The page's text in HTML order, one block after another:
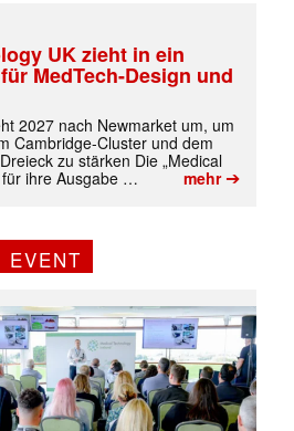
UK zieht in ein
MedTech-Design und
2027 nach Newmarket um, um
Cambridge-Cluster und dem
zu stärken Die „Medical
für ihre Ausgabe …
mehr➔
EVENT